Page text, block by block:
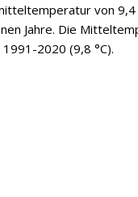
von 9,4
Jahre. Die
2020 (9,8 °C).